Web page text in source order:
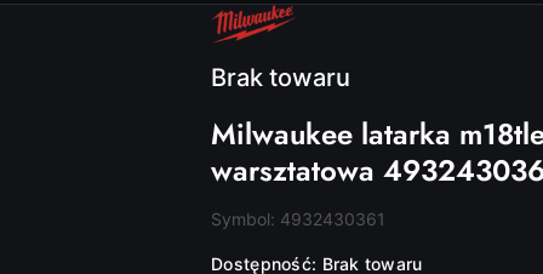
NAZWA
PRODUCENTA:
MILWAUKEE
Brak towaru
Milwaukee latarka
warsztatowa
Symbol: 4932430361
Dostępność: Brak towaru